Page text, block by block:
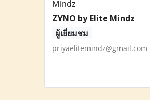
ZYNO by Elite Mindz
ผู้เยี่ยมชม
priyaelitemindz@gmail.com